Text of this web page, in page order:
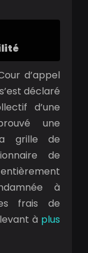
d’appel
déclaré
d’une
une
grille de
de
à
frais de
à plus